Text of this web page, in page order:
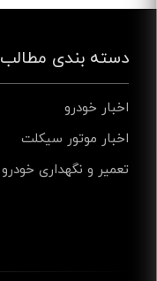
دسته بندی مطالب
اخبار خودرو
اخبار موتور سیکلت
تعمیر و نگهداری خودرو